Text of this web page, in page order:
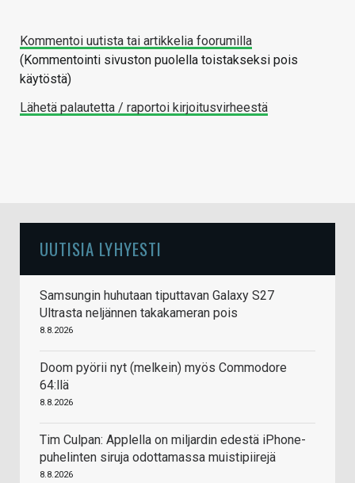
Kommentoi uutista tai artikkelia foorumilla
(Kommentointi sivuston puolella toistakseksi pois
käytöstä)
Lähetä palautetta / raportoi kirjoitusvirheestä
UUTISIA LYHYESTI
Samsungin huhutaan tiputtavan Galaxy S27
Ultrasta neljännen takakameran pois
8.8.2026
Doom pyörii nyt (melkein) myös Commodore
64:llä
8.8.2026
Tim Culpan: Applella on miljardin edestä iPhone-
puhelinten siruja odottamassa muistipiirejä
8.8.2026